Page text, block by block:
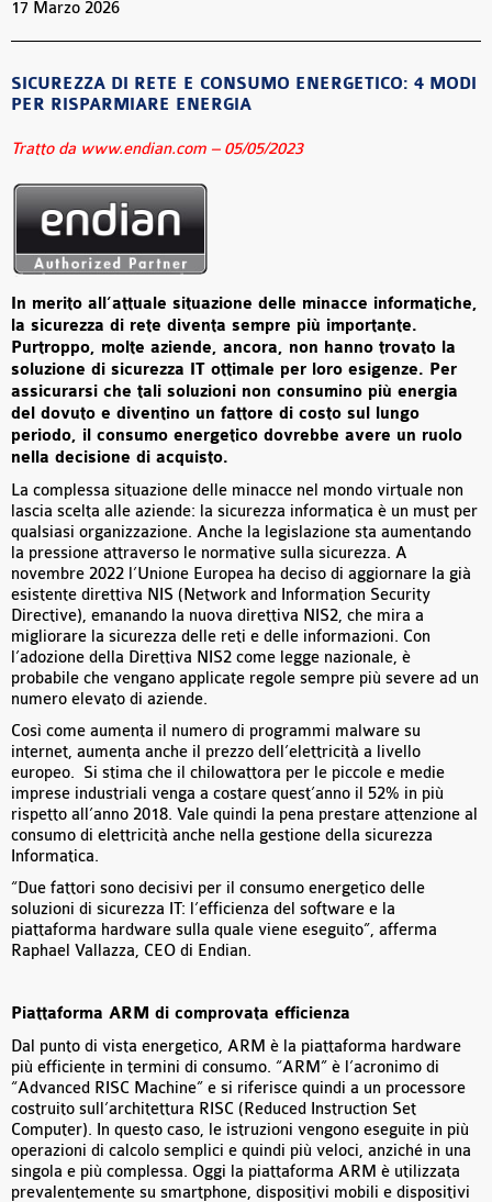
17 Marzo 2026
SICUREZZA DI RETE E CONSUMO ENERGETICO: 4 MODI
PER RISPARMIARE ENERGIA
Tratto da www.endian.com – 05/05/2023
In merito all’attuale situazione delle minacce informatiche,
la sicurezza di rete diventa sempre più importante.
Purtroppo, molte aziende, ancora, non hanno trovato la
soluzione di sicurezza IT ottimale per loro esigenze. Per
assicurarsi che tali soluzioni non consumino più energia
del dovuto e diventino un fattore di costo sul lungo
periodo, il consumo energetico dovrebbe avere un ruolo
nella decisione di acquisto.
La complessa situazione delle minacce nel mondo virtuale non
lascia scelta alle aziende: la sicurezza informatica è un must per
qualsiasi organizzazione. Anche la legislazione sta aumentando
la pressione attraverso le normative sulla sicurezza. A
novembre 2022 l’Unione Europea ha deciso di aggiornare la già
esistente direttiva NIS (Network and Information Security
Directive), emanando la nuova direttiva NIS2, che mira a
migliorare la sicurezza delle reti e delle informazioni. Con
l’adozione della Direttiva NIS2 come legge nazionale, è
probabile che vengano applicate regole sempre più severe ad un
numero elevato di aziende.
Così come aumenta il numero di programmi malware su
internet, aumenta anche il prezzo dell’elettricità a livello
europeo. Si stima che il chilowattora per le piccole e medie
imprese industriali venga a costare quest’anno il 52% in più
rispetto all’anno 2018. Vale quindi la pena prestare attenzione al
consumo di elettricità anche nella gestione della sicurezza
Informatica.
“Due fattori sono decisivi per il consumo energetico delle
soluzioni di sicurezza IT: l’efficienza del software e la
piattaforma hardware sulla quale viene eseguito”, afferma
Raphael Vallazza, CEO di Endian.
Piattaforma ARM di comprovata efficienza
Dal punto di vista energetico, ARM è la piattaforma hardware
più efficiente in termini di consumo. “ARM” è l’acronimo di
“Advanced RISC Machine” e si riferisce quindi a un processore
costruito sull’architettura RISC (Reduced Instruction Set
Computer). In questo caso, le istruzioni vengono eseguite in più
operazioni di calcolo semplici e quindi più veloci, anziché in una
singola e più complessa. Oggi la piattaforma ARM è utilizzata
prevalentemente su smartphone, dispositivi mobili e dispositivi